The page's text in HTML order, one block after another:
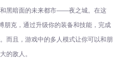
黑暗面的未来都市——夜之城。在这
朋克，通过升级你的装备和技能，完成
而且，游戏中的多人模式让你可以和朋
的敌人。